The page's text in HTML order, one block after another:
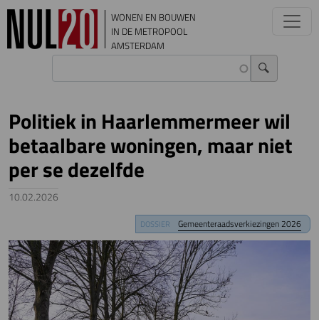
Overslaan en naar de inhoud gaan
WONEN EN BOUWEN
IN DE METROPOOL
AMSTERDAM
Politiek in Haarlemmermeer wil
betaalbare woningen, maar niet
per se dezelfde
10.02.2026
DOSSIER Gemeenteraadsverkiezingen 2026